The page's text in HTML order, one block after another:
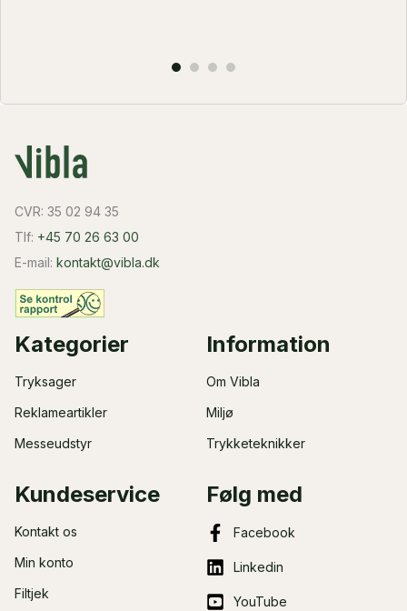
CVR: 35 02 94 35
Tlf: +45 70 26 63 00
E-mail: kontakt@vibla.dk
Kategorier
Tryksager
Reklameartikler
Messeudstyr
Information
Om Vibla
Miljø
Trykketeknikker
Kundeservice
Kontakt os
Min konto
Filtjek
Følg med
Facebook
Linkedin
YouTube